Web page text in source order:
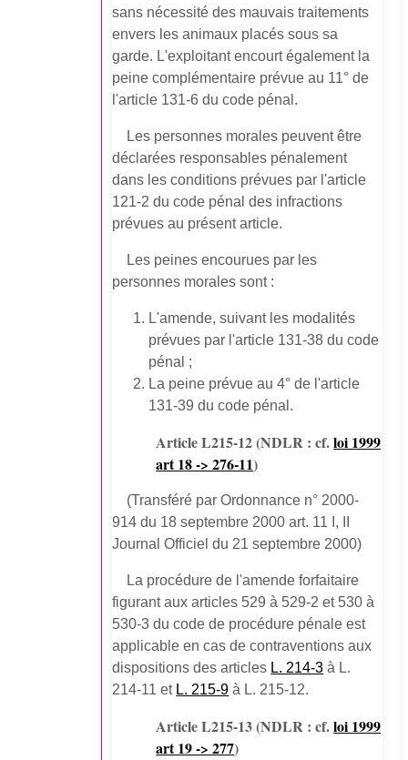
sans nécessité des mauvais traitements
envers les animaux placés sous sa
garde. L'exploitant encourt également la
peine complémentaire prévue au 11° de
l'article 131-6 du code pénal.
Les personnes morales peuvent être
déclarées responsables pénalement
dans les conditions prévues par l'article
121-2 du code pénal des infractions
prévues au présent article.
Les peines encourues par les
personnes morales sont :
L'amende, suivant les modalités
prévues par l'article 131-38 du code
pénal ;
La peine prévue au 4° de l'article
131-39 du code pénal.
Article L215-12(NDLR : cf.loi 1999
art 18 -> 276-11)
(Transféré par Ordonnance n° 2000-
914 du 18 septembre 2000 art. 11 I, II
Journal Officiel du 21 septembre 2000)
La procédure de l'amende forfaitaire
figurant aux articles 529 à 529-2 et 530 à
530-3 du code de procédure pénale est
applicable en cas de contraventions aux
dispositions des articles L. 214-3 à L.
214-11 et L. 215-9 à L. 215-12.
Article L215-13(NDLR : cf.loi 1999
art 19 -> 277)